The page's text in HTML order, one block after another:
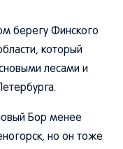
берегу Финского
который
лесами и
Бор менее
но он тоже